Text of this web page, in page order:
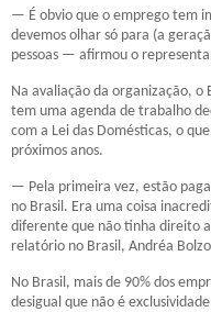
— É obvio que o emprego tem
devemos olhar só para (a
pessoas — afirmou o
Na avaliação da organização, o
tem uma agenda de trabalho
com a Lei das Domésticas, o
próximos anos.
— Pela primeira vez, estão
no Brasil. Era uma coisa
diferente que não tinha direito
relatório no Brasil, Andréa
No Brasil, mais de 90% dos
desigual que não é